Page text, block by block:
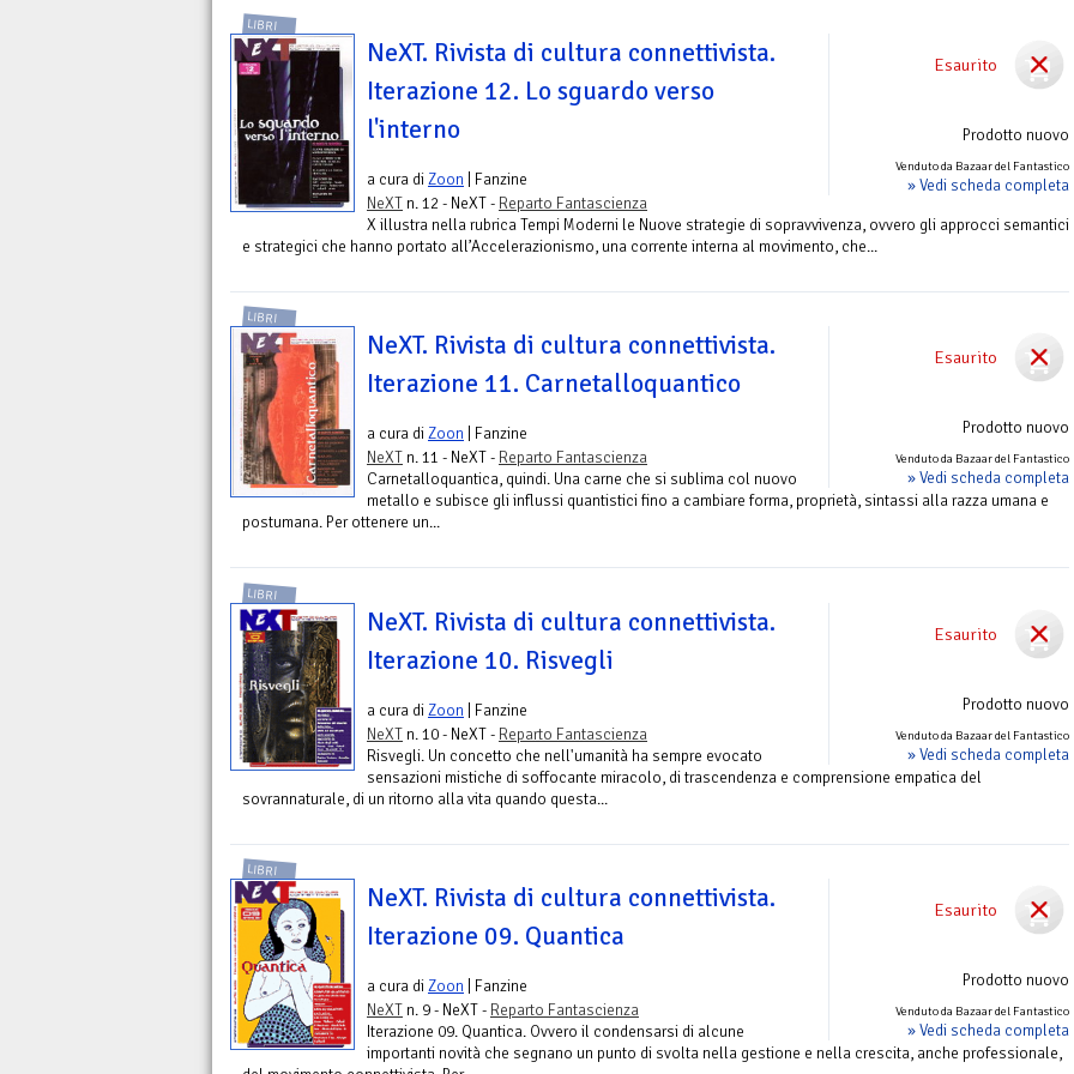
Esaurito
Prodotto nuovo
Venduto da Bazaar del Fantastico
» Vedi scheda completa
LIBRI
NeXT. Rivista di cultura connettivista.
Iterazione 12. Lo sguardo verso
l'interno
a cura diZoon | Fanzine
NeXT n. 12 - NeXT - Reparto Fantascienza
X illustra nella rubrica Tempi Moderni le Nuove strategie di sopravvivenza, ovvero gli approcci semantici
e strategici che hanno portato all’Accelerazionismo, una corrente interna al movimento, che...
Esaurito
Prodotto nuovo
Venduto da Bazaar del Fantastico
» Vedi scheda completa
LIBRI
NeXT. Rivista di cultura connettivista.
Iterazione 11. Carnetalloquantico
a cura diZoon | Fanzine
NeXT n. 11 - NeXT - Reparto Fantascienza
Carnetalloquantica, quindi. Una carne che si sublima col nuovo
metallo e subisce gli influssi quantistici fino a cambiare forma, proprietà, sintassi alla razza umana e
postumana. Per ottenere un...
Esaurito
Prodotto nuovo
Venduto da Bazaar del Fantastico
» Vedi scheda completa
LIBRI
NeXT. Rivista di cultura connettivista.
Iterazione 10. Risvegli
a cura diZoon | Fanzine
NeXT n. 10 - NeXT - Reparto Fantascienza
Risvegli. Un concetto che nell'umanità ha sempre evocato
sensazioni mistiche di soffocante miracolo, di trascendenza e comprensione empatica del
sovrannaturale, di un ritorno alla vita quando questa...
Esaurito
Prodotto nuovo
Venduto da Bazaar del Fantastico
» Vedi scheda completa
LIBRI
NeXT. Rivista di cultura connettivista.
Iterazione 09. Quantica
a cura diZoon | Fanzine
NeXT n. 9 - NeXT - Reparto Fantascienza
Iterazione 09. Quantica. Ovvero il condensarsi di alcune
importanti novità che segnano un punto di svolta nella gestione e nella crescita, anche professionale,